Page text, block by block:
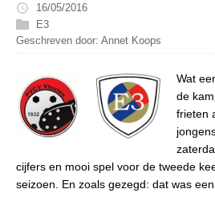
PUPIL V/D WEEK
ALGEMEEN
STANDEN
16/05/2016
E3
Geschreven door: Annet Koops
Wat
de
frieten
cijfers en mooi spel voor de tweede
seizoen. En zoals gezegd: dat was